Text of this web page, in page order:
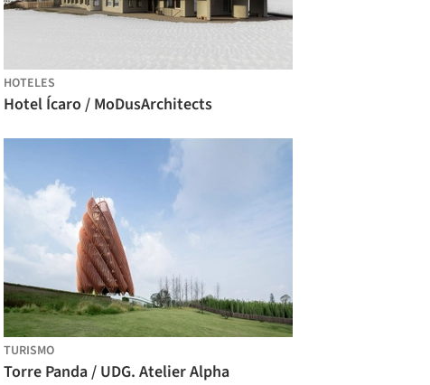
HOTELES
Hotel Ícaro / MoDusArchitects
TURISMO
Torre Panda / UDG. Atelier Alpha